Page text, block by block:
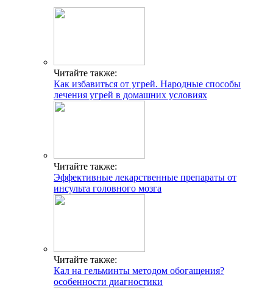
Читайте также:
Как избавиться от угрей. Народные способы
лечения угрей в домашних условиях
Читайте также:
Эффективные лекарственные препараты от
инсульта головного мозга
Читайте также:
Кал на гельминты методом обогащения?
особенности диагностики